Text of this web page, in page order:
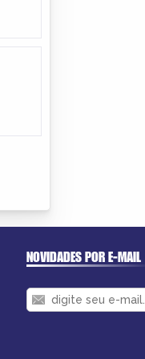
NOVIDADES POR E-MAIL